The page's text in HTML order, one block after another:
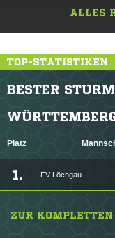
ALLES
TOP-STATISTIKEN
BESTER STURM
Platz
1. FV Löchgau
ZUR